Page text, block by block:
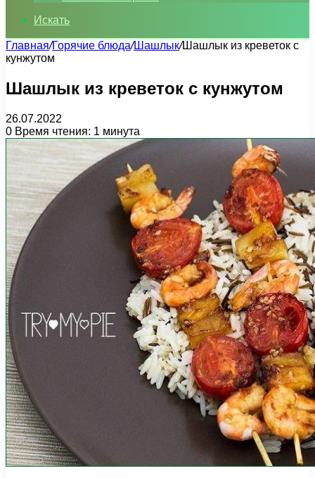
Искать
Главная/Горячие блюда/Шашлык/Шашлык из креветок с
кунжутом
Шашлык из креветок с кунжутом
26.07.2022
0 Время чтения: 1 минута